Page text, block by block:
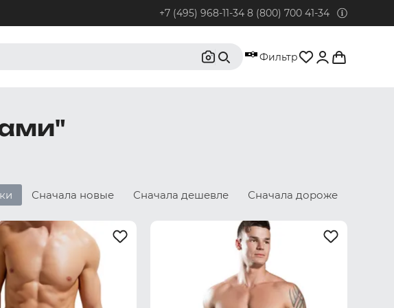
+7 (495) 968-11-34 8 (800) 700 41-34
По любым интересующим вопросам
Фильтр
Сначала новые Сначала дешевле Сначала дороже